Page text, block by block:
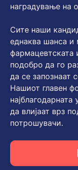
наградување на
Сите наши
еднаква шанса
фармацевтската
подобро да го
да се запознаат
Нашиот главен
да влијаат врз
потрошувачи.